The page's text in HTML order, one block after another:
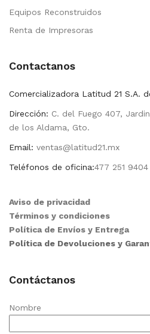
Equipos Reconstruidos
Renta de Impresoras
Contactanos
Comercializadora Latitud 21 S.A.
Dirección: C. del Fuego 407,
de los Aldama, Gto.
Email: ventas@latitud21.mx
Teléfonos de oficina:477 251 9404
Aviso de privacidad
Términos y condiciones
Política de Envíos y Entrega
Política de Devoluciones y
Contáctanos
Nombre